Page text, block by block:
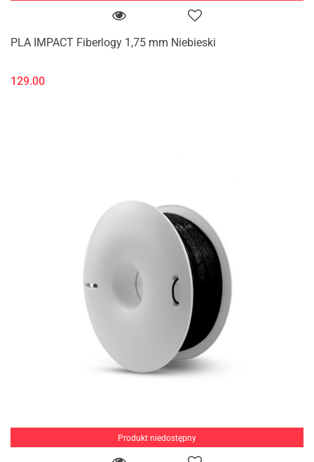
PLA IMPACT Fiberlogy 1,75 mm Niebieski
129.00
Produkt niedostępny